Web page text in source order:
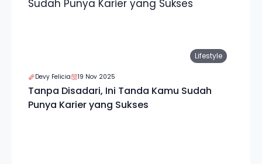
Lifestyle
Devy Felicia 19 Nov 2025
Tanpa Disadari, Ini Tanda Kamu Sudah
Punya Karier yang Sukses